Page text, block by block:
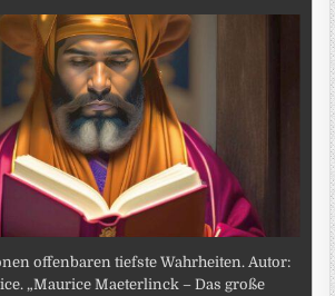
offenbaren tiefste Wahrheiten. Autor:
„Maurice Maeterlinck – Das große